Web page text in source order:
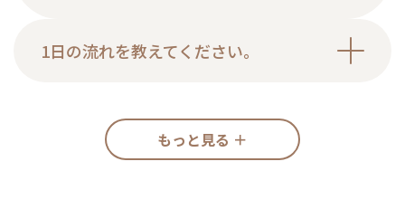
1日の流れを教えてください。
もっと見る ＋